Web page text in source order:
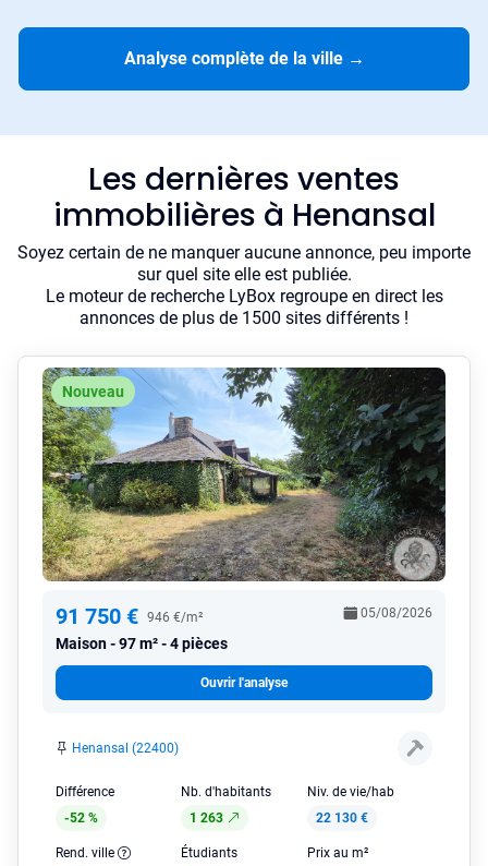
Analyse complète de la ville →
Les dernières ventes
immobilières à Henansal
Soyez certain de ne manquer aucune annonce, peu importe
sur quel site elle est publiée.
Le moteur de recherche LyBox regroupe en direct les
annonces de plus de 1500 sites différents !
Nouveau
91 750 € 946 €/m²
Maison 97 m² - 4 pièces
05/08/2026
Ouvrir l'analyse
Henansal (22400)
Différence
-52 %
Nb. d'habitants
1 263
Niv. de vie/hab
22 130 €
Rend. ville
Étudiants
Prix au m²